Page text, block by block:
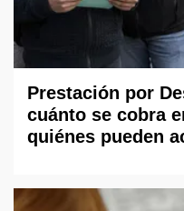
Prestación por
cuánto se cobra
quiénes pueden